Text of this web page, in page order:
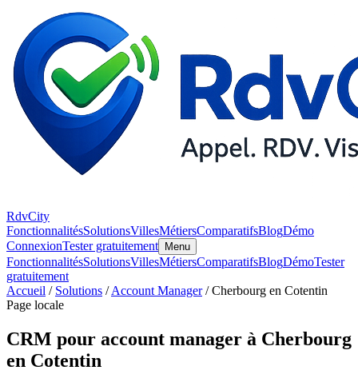
RdvCity
FonctionnalitésSolutionsVillesMétiersComparatifsBlogDémo
ConnexionTester gratuitement Menu
FonctionnalitésSolutionsVillesMétiersComparatifsBlogDémoTester
gratuitement
Accueil / Solutions /Account Manager/ Cherbourg en Cotentin
Page locale
CRM pour account manager à Cherbourg
en Cotentin